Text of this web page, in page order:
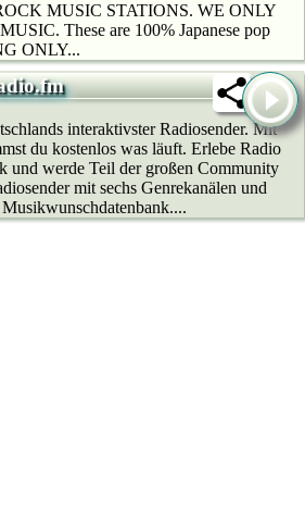
MUSIC STATIONS. WE ONLY
These are 100% Japanese pop
ONLY...
interaktivster Radiosender. Mit
du kostenlos was läuft. Erlebe Radio
und werde Teil der großen Community
mit sechs Genrekanälen und